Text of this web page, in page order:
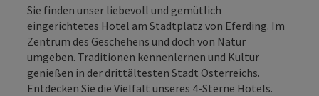
Sie finden unser liebevoll und gemütlich
eingerichtetes Hotel am Stadtplatz von Eferding. Im
Zentrum des Geschehens und doch von Natur
umgeben. Traditionen kennenlernen und Kultur
genießen in der drittältesten Stadt Österreichs.
Entdecken Sie die Vielfalt unseres 4-Sterne Hotels.